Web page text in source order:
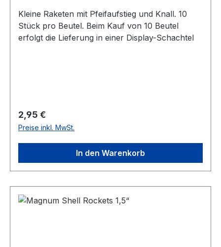
Kleine Raketen mit Pfeifaufstieg und Knall. 10
Stück pro Beutel. Beim Kauf von 10 Beutel
erfolgt die Lieferung in einer Display-Schachtel
Regulärer Preis:
2,95 €
Preise inkl. MwSt.
In den Warenkorb